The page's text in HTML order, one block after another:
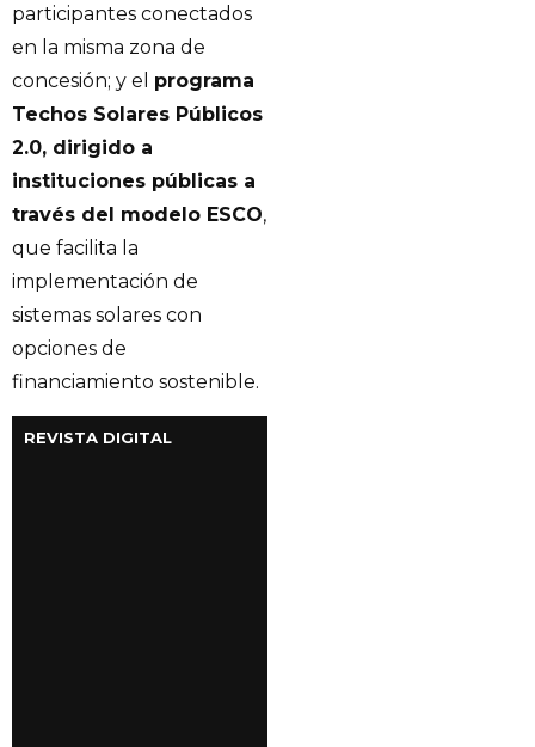
participantes conectados
en la misma zona de
concesión; y el programa
Techos Solares Públicos
2.0, dirigido a
instituciones públicas a
través del modelo ESCO,
que facilita la
implementación de
sistemas solares con
opciones de
financiamiento sostenible.
REVISTA DIGITAL